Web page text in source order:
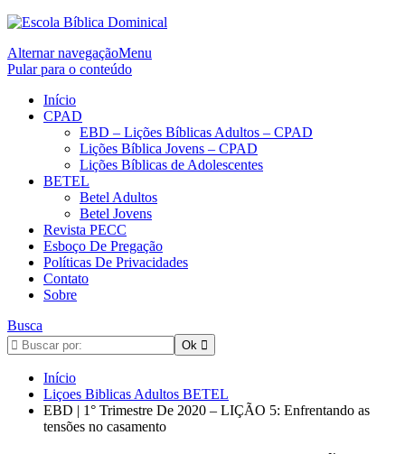
Alternar navegaçãoMenu
Pular para o conteúdo
Início
CPAD
EBD – Lições Bíblicas Adultos – CPAD
Lições Bíblica Jovens – CPAD
Lições Bíblicas de Adolescentes
BETEL
Betel Adultos
Betel Jovens
Revista PECC
Esboço De Pregação
Políticas De Privacidades
Contato
Sobre
Busca
Início
Liçoes Biblicas Adultos BETEL
EBD | 1° Trimestre De 2020 – LIÇÃO 5: Enfrentando as
tensões no casamento